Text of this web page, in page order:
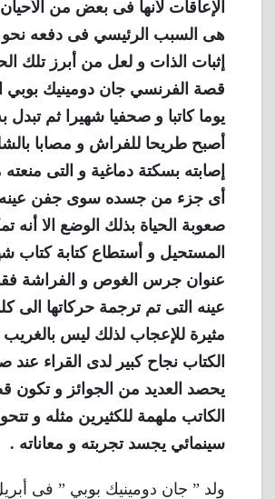
الإعاقات لأنها فى بعض من
هى السبب الرئيسي فى دفعه نحو
إثبات الذات و لعل من أبرز تلك
قصة الفرنسي جان دومينيك بوبي
يوما كاتبا و صحفيا شهيرا ثم تبدل
أصبح طريحا للفراش و مصابا
إصابته بسكتة دماغية و التى
أى جزء من جسده سوى جفن
صعوبة الحياة بذلك الوضع الا أنه
المستحيل و أستطاع كتابة كتاب
عنوان جرس الغوص و الفراشة
عينه التى تم ترجمة حركاتها الى
مثيرة للإعجاب لذلك ليس بالغريب
الكتاب نجاح كبير لدى القراء عند
يحصد العديد من الجوائز و تكون
الكاتب ملهمة للكثيرين مثله و
سينمائي يجسد تجربته و معاناته .